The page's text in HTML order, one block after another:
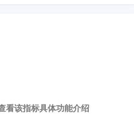
看该指标具体功能介绍